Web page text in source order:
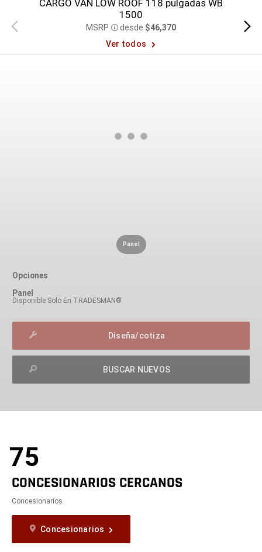
Vista
anterior
CARGO VAN LOW ROOF 118 pulgadas WB
1500
MSRP Disclosure
desde $46,370
Ver todos
Vista
Panel
Opciones
Panel
Disponible Solo En TRADESMAN®
Diseña/cotiza
BUSCAR NUEVOS
75
CONCESIONARIOS CERCANOS
Concesionarios
Concesionarios